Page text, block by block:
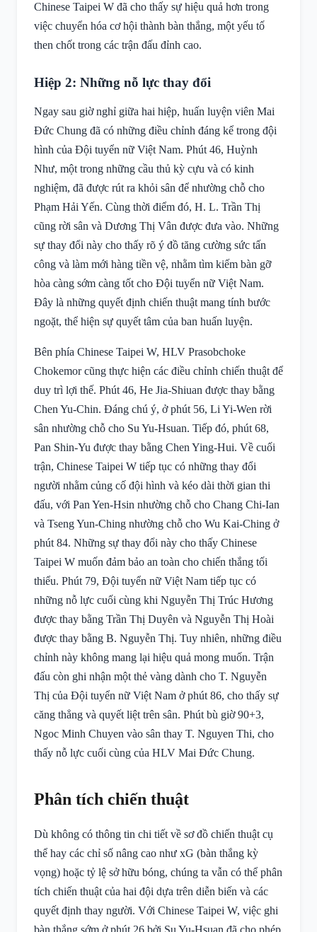
Chinese Taipei W đã cho thấy sự hiệu quả hơn trong
việc chuyển hóa cơ hội thành bàn thắng, một yếu tố
then chốt trong các trận đấu đỉnh cao.
Hiệp 2: Những nỗ lực thay đổi
Ngay sau giờ nghỉ giữa hai hiệp, huấn luyện viên Mai
Đức Chung đã có những điều chỉnh đáng kể trong đội
hình của Đội tuyển nữ Việt Nam. Phút 46, Huỳnh
Như, một trong những cầu thủ kỳ cựu và có kinh
nghiệm, đã được rút ra khỏi sân để nhường chỗ cho
Phạm Hải Yến. Cùng thời điểm đó, H. L. Trần Thị
cũng rời sân và Dương Thị Vân được đưa vào. Những
sự thay đổi này cho thấy rõ ý đồ tăng cường sức tấn
công và làm mới hàng tiền vệ, nhằm tìm kiếm bàn gỡ
hòa càng sớm càng tốt cho Đội tuyển nữ Việt Nam.
Đây là những quyết định chiến thuật mang tính bước
ngoặt, thể hiện sự quyết tâm của ban huấn luyện.
Bên phía Chinese Taipei W, HLV Prasobchoke
Chokemor cũng thực hiện các điều chỉnh chiến thuật để
duy trì lợi thế. Phút 46, He Jia-Shiuan được thay bằng
Chen Yu-Chin. Đáng chú ý, ở phút 56, Li Yi-Wen rời
sân nhường chỗ cho Su Yu-Hsuan. Tiếp đó, phút 68,
Pan Shin-Yu được thay bằng Chen Ying-Hui. Về cuối
trận, Chinese Taipei W tiếp tục có những thay đổi
người nhằm củng cố đội hình và kéo dài thời gian thi
đấu, với Pan Yen-Hsin nhường chỗ cho Chang Chi-Ian
và Tseng Yun-Ching nhường chỗ cho Wu Kai-Ching ở
phút 84. Những sự thay đổi này cho thấy Chinese
Taipei W muốn đảm bảo an toàn cho chiến thắng tối
thiểu. Phút 79, Đội tuyển nữ Việt Nam tiếp tục có
những nỗ lực cuối cùng khi Nguyễn Thị Trúc Hương
được thay bằng Trần Thị Duyên và Nguyễn Thị Hoài
được thay bằng B. Nguyễn Thị. Tuy nhiên, những điều
chỉnh này không mang lại hiệu quả mong muốn. Trận
đấu còn ghi nhận một thẻ vàng dành cho T. Nguyễn
Thị của Đội tuyển nữ Việt Nam ở phút 86, cho thấy sự
căng thẳng và quyết liệt trên sân. Phút bù giờ 90+3,
Ngoc Minh Chuyen vào sân thay T. Nguyen Thi, cho
thấy nỗ lực cuối cùng của HLV Mai Đức Chung.
Phân tích chiến thuật
Dù không có thông tin chi tiết về sơ đồ chiến thuật cụ
thể hay các chỉ số nâng cao như xG (bàn thắng kỳ
vọng) hoặc tỷ lệ sở hữu bóng, chúng ta vẫn có thể phân
tích chiến thuật của hai đội dựa trên diễn biến và các
quyết định thay người. Với Chinese Taipei W, việc ghi
bàn thắng sớm ở phút 26 bởi Su Yu-Hsuan đã cho phép